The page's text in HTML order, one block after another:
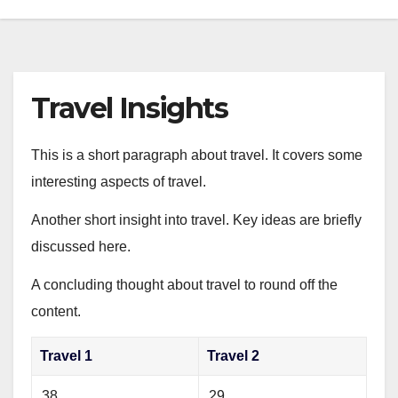
Travel Insights
This is a short paragraph about travel. It covers some
interesting aspects of travel.
Another short insight into travel. Key ideas are briefly
discussed here.
A concluding thought about travel to round off the
content.
Travel 1 Travel 2